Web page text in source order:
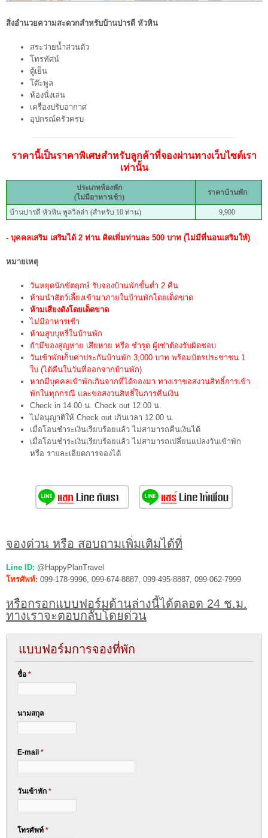
สิ่งอำนวยความสะดวกสำหรับบ้านปารดี หัวหิน
สระว่ายน้ำส่วนตัว
โทรทัศน์
ตู้เย็น
โต๊ะพูล
ห้องนั่งเล่น
เครื่องปรับอากาศ
อุปกรณ์ครัวครบ
ราคานี้เป็นราคาพิเศษสำหรับลูกค้าที่จองผ่านทางเว็บไซต์เรา
เท่านั้น
ประเภทห้องพัก
(ไม่มีอาหารเช้า)
ราคาบ้านพัก
บ้านปารดี หัวหิน พูลวิลล่า (สำหรับ 10 ท่าน) 9,900
- บุคคลเสริม เสริมได้ 2 ท่าน คิดเพิ่มท่านละ 500 บาท (ไม่มีที่นอนเสริมให้)
หมายเหตุ
วันหยุดนักขัตฤกษ์ รับจองบ้านพักขั้นต่ำ 2 คืน
ห้ามนำสัตว์เลี้ยงเข้ามาภายในบ้านพักโดยเด็ดขาด
ห้ามเสียงดังโดยเด็ดขาด
ไม่มีอาหารเช้า
ห้ามสูบบุหรี่ในบ้านพัก
ถ้ามีของสูญหาย เสียหาย หรือ ชำรุด ผู้เช่าต้องรับผิดชอบ
วันเข้าพักเก็บค่าประกันบ้านพัก 3,000 บาท พร้อมบัตรประชาชน 1
ใบ (ได้คืนในวันที่ออกจากบ้านพัก)
หากมีบุคคลเข้าพักเกินจากที่ได้จองมา ทางเราขอสงวนสิทธิ์การเข้า
พักในทุกกรณี และขอสงวนสิทธิ์ในการคืนเงิน
Check in 14.00 น. Check out 12.00 น.
ไม่อนุญาติให้ Check out เกินเวลา 12.00 น.
เมื่อโอนชำระเงินเรียบร้อยแล้ว ไม่สามารถคืนเงินได้
เมื่อโอนชำระเงินเรียบร้อยแล้ว ไม่สามารถเปลี่ยนแปลงวันเข้าพัก
หรือ รายละเอียดการจองได้
จองด่วน หรือ สอบถามเพิ่มเติมได้ที่
Line ID: @HappyPlanTravel
โทรศัพท์: 099-178-9996, 099-674-8887, 099-495-8887, 099-062-7999
หรือกรอกแบบฟอร์มด้านล่างนี้ได้ตลอด 24 ช.ม.
ทางเราจะตอบกลับโดยด่วน
แบบฟอร์มการจองที่พัก
ชื่อ *
นามสกุล
E-mail *
วันเข้าพัก *
โทรศัพท์ *